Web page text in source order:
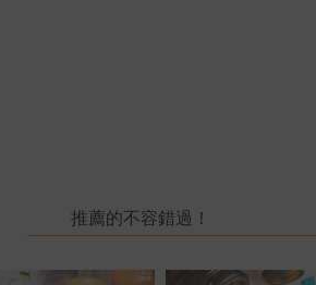
推薦的不容錯過！